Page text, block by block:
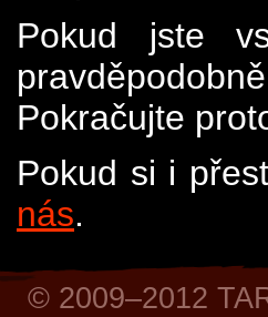
Pokud jste
Pokračujte
Pokud si i
nás.
© 2009–2012